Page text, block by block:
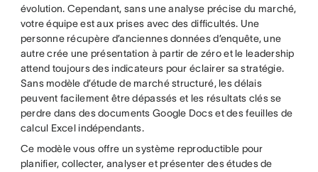
évolution. Cependant, sans une analyse précise du marché,
votre équipe est aux prises avec des difficultés. Une
personne récupère d’anciennes données d’enquête, une
autre crée une présentation à partir de zéro et le leadership
attend toujours des indicateurs pour éclairer sa stratégie.
Sans modèle d’étude de marché structuré, les délais
peuvent facilement être dépassés et les résultats clés se
perdre dans des documents Google Docs et des feuilles de
calcul Excel indépendants.
Ce modèle vous offre un système reproductible pour
planifier, collecter, analyser et présenter des études de